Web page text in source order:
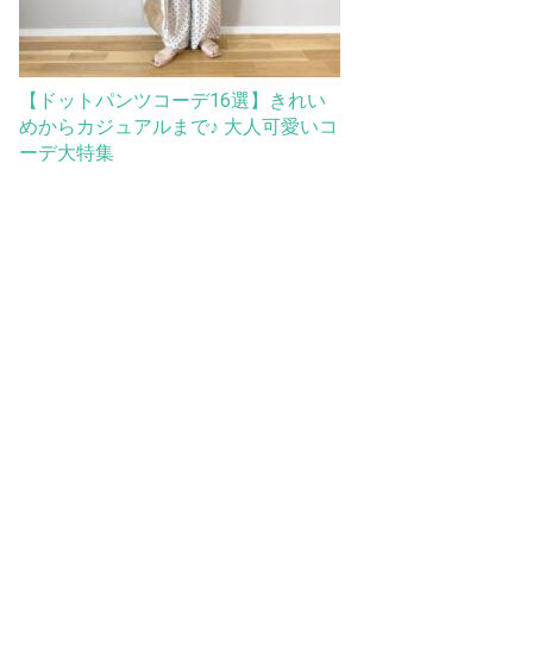
【ドットパンツコーデ16選】きれい
めからカジュアルまで♪ 大人可愛いコ
ーデ大特集